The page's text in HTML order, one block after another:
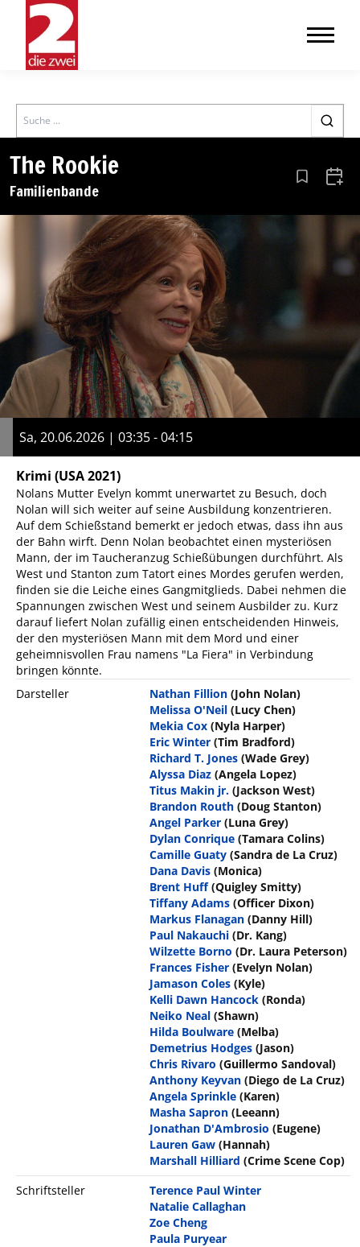
Search
The Rookie
Familienbande Aus den
Sa, 20.06.2026 | 03:35 - 04:15
Krimi (USA 2021)
Nolans Mutter Evelyn kommt unerwartet zu Besuch, doch
Nolan will sich weiter auf seine Ausbildung konzentrieren.
Auf dem Schießstand bemerkt er jedoch etwas, dass ihn aus
der Bahn wirft. Denn Nolan beobachtet einen mysteriösen
Mann, der im Taucheranzug Schießübungen durchführt. Als
West und Stanton zum Tatort eines Mordes gerufen werden,
finden sie die Leiche eines Gangmitglieds. Dabei nehmen die
Spannungen zwischen West und seinem Ausbilder zu. Kurz
darauf liefert Nolan zufällig einen entscheidenden Hinweis,
der den mysteriösen Mann mit dem Mord und einer
geheimnisvollen Frau namens "La Fiera" in Verbindung
bringen könnte.
Darsteller
Nathan Fillion (John Nolan)
Melissa O'Neil (Lucy Chen)
Mekia Cox (Nyla Harper)
Eric Winter (Tim Bradford)
Richard T. Jones (Wade Grey)
Alyssa Diaz (Angela Lopez)
Titus Makin jr. (Jackson West)
Brandon Routh (Doug Stanton)
Angel Parker (Luna Grey)
Dylan Conrique (Tamara Colins)
Camille Guaty (Sandra de La Cruz)
Dana Davis (Monica)
Brent Huff (Quigley Smitty)
Tiffany Adams (Officer Dixon)
Markus Flanagan (Danny Hill)
Paul Nakauchi (Dr. Kang)
Wilzette Borno (Dr. Laura Peterson)
Frances Fisher (Evelyn Nolan)
Jamason Coles (Kyle)
Kelli Dawn Hancock (Ronda)
Neiko Neal (Shawn)
Hilda Boulware (Melba)
Demetrius Hodges (Jason)
Chris Rivaro (Guillermo Sandoval)
Anthony Keyvan (Diego de La Cruz)
Angela Sprinkle (Karen)
Masha Sapron (Leeann)
Jonathan D'Ambrosio (Eugene)
Lauren Gaw (Hannah)
Marshall Hilliard (Crime Scene Cop)
Schriftsteller
Terence Paul Winter
Natalie Callaghan
Zoe Cheng
Paula Puryear